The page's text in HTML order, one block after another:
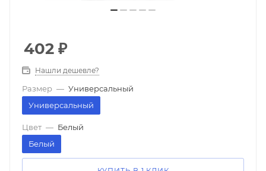
402 ₽
Нашли дешевле?
Размер — Универсальный
Универсальный
Цвет — Белый
Белый